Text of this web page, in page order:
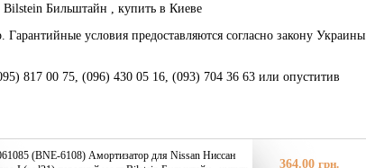
Бильштайн , купить в Киеве
условия предоставляются согласно закону Украины
817 00 75, (096) 430 05 16, (093) 704 36 63 или опуститив
(BNE-6108) Амортизатор для Nissan Ниссан
364.00 грн.